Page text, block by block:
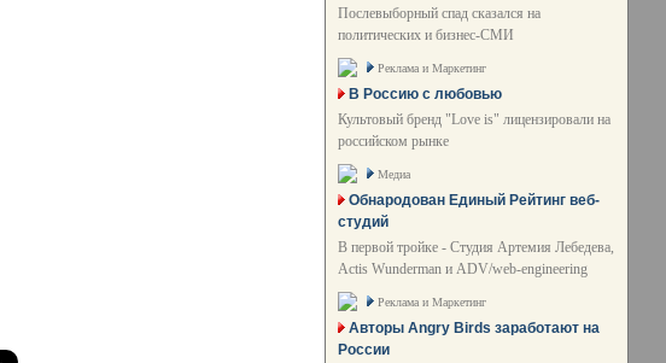
Послевыборный спад сказался на
политических и бизнес-СМИ
Реклама и Маркетинг
В Россию с любовью
Культовый бренд "Love is" лицензировали на
российском рынке
Медиа
Обнародован Единый Рейтинг веб-
студий
В первой тройке - Студия Артемия Лебедева,
Actis Wunderman и ADV/web-engineering
Реклама и Маркетинг
Авторы Angry Birds заработают на
России